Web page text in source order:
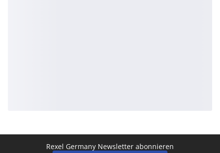
Rexel Germany Newsletter abonnieren